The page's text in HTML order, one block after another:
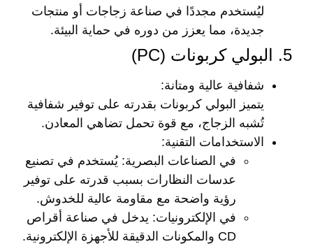
ليُستخدم مجددًا في صناعة زجاجات أو منتجات
جديدة، مما يعزز من دوره في حماية البيئة.
5. البولي كربونات (PC)
شفافية عالية ومتانة:
يتميز البولي كربونات بقدرته على توفير شفافية
تُشبه الزجاج، مع قوة تحمل تضاهي المعادن.
الاستخدامات التقنية:
في الصناعات البصرية: يُستخدم في تصنيع
عدسات النظارات بسبب قدرته على توفير
رؤية واضحة مع مقاومة عالية للخدوش.
في الإلكترونيات: يدخل في صناعة أقراص
CD والمكونات الدقيقة للأجهزة الإلكترونية.